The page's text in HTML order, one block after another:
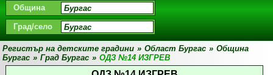
Община
Град/село
Регистър на детските градини » Област Бургас » Община
Бургас » Град Бургас » ОДЗ №14 ИЗГРЕВ